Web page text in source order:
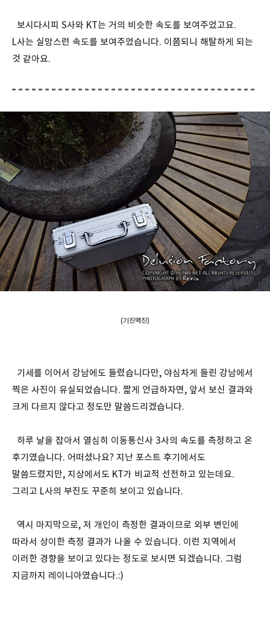
보시다시피 S사와 KT는 거의 비슷한 속도를 보여주었고요.
L사는 실망스런 속도를 보여주었습니다. 이쯤되니 해탈하게 되는
것 같아요.
(기진맥진)
기세를 이어서 강남에도 들렸습니다만, 야심차게 들린 강남에서
찍은 사진이 유실되었습니다. 짧게 언급하자면, 앞서 보신 결과와
크게 다르지 않다고 정도만 말씀드리겠습니다.
하루 날을 잡아서 열심히 이동통신사 3사의 속도를 측정하고 온
후기였습니다. 어떠셨나요? 지난 포스트 후기에서도
말씀드렸지만, 지상에서도 KT가 비교적 선전하고 있는데요.
그리고 L사의 부진도 꾸준히 보이고 있습니다.
역시 마지막으로, 저 개인이 측정한 결과이므로 외부 변인에
따라서 상이한 측정 결과가 나올 수 있습니다. 이런 지역에서
이러한 경향을 보이고 있다는 정도로 보시면 되겠습니다. 그럼
지금까지 레이니아였습니다.:)